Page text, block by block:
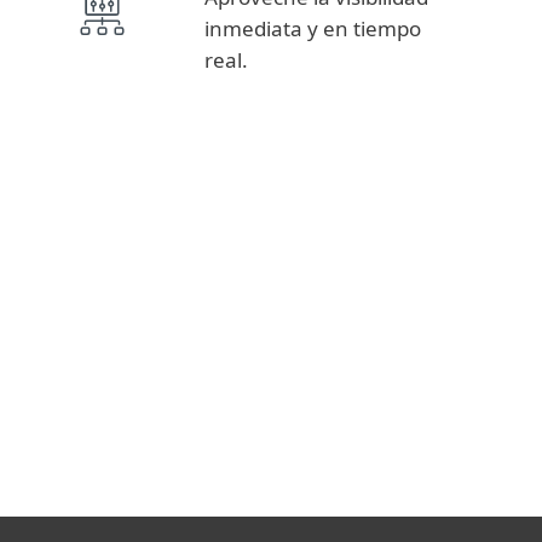
inmediata y en tiempo
real.
Servicios de Seguridad, Detección y Respuesta